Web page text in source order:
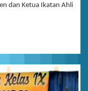
dan Ketua Ikatan Ahli